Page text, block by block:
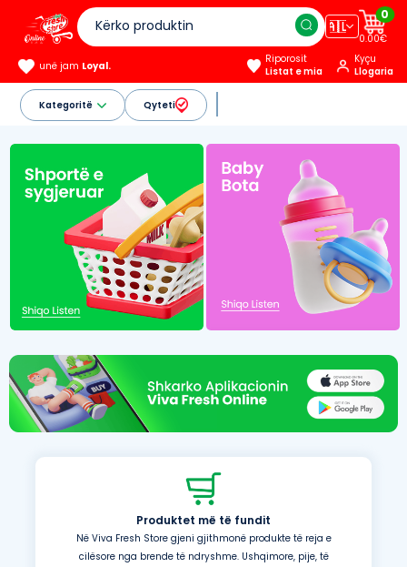
🇦🇱
0
0.00€
unë jam Loyal.
Riporosit
Listat e mia
Kyçu
Llogaria
Kategoritë Qyteti
Produktet më të fundit
Në Viva Fresh Store gjeni gjithmonë produkte të reja e
cilësore nga brende të ndryshme. Ushqimore, pije, të